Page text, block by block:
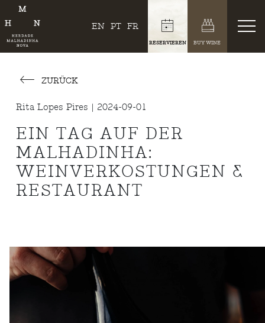
EN PT FR
RESERVIEREN BUY WINE
ZURÜCK
Rita Lopes Pires | 2024-09-01
EIN TAG AUF DER
MALHADINHA:
WEINVERKOSTUNGEN &
RESTAURANT